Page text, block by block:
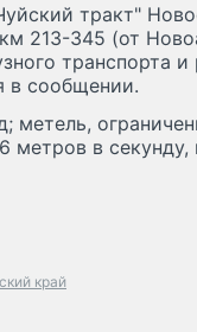
тракт"
213-345 (от
транспорта
в сообщении.
метель,
метров в
край